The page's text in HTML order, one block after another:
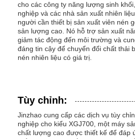
cho các công ty năng lượng sinh
nghiệp và các nhà sản xuất nhiên
người cần thiết bị sản xuất viên nén
sản lượng cao. Nó hỗ trợ sản xuất
giảm tác động đến môi trường và
đáng tin cậy để chuyển đổi chất thải
nén nhiên liệu có giá trị.
Tùy chỉnh:
Jinzhao cung cấp các dịch vụ tùy
nghiệp cho kiểu XGJ700, một máy
chất lượng cao được thiết kế để đáp